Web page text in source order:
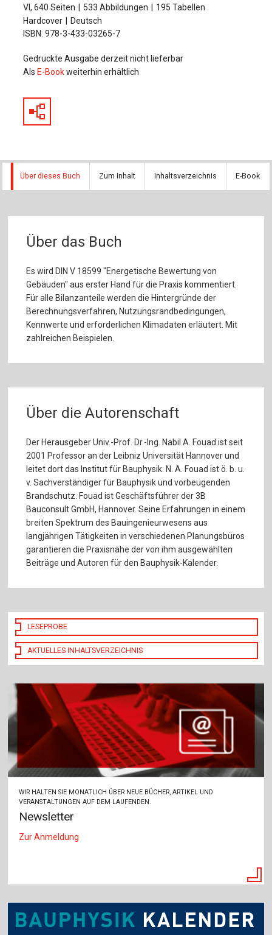
VI, 640 Seiten
533 Abbildungen
195 Tabellen
Hardcover
Deutsch
ISBN: 978-3-433-03265-7
Gedruckte Ausgabe derzeit nicht lieferbar
Als E-Bookweiterhin erhältlich
Über dieses Buch Zum Inhalt Inhaltsverzeichnis E-Book
Über das Buch
Es wird DIN V 18599 "Energetische Bewertung von
Gebäuden" aus erster Hand für die Praxis kommentiert.
Für alle Bilanzanteile werden die Hintergründe der
Berechnungsverfahren, Nutzungsrandbedingungen,
Kennwerte und erforderlichen Klimadaten erläutert. Mit
zahlreichen Beispielen.
Über die Autorenschaft
Der Herausgeber Univ.-Prof. Dr.-Ing. Nabil A. Fouad ist seit
2001 Professor an der Leibniz Universität Hannover und
leitet dort das Institut für Bauphysik. N. A. Fouad ist ö. b. u.
v. Sachverständiger für Bauphysik und vorbeugenden
Brandschutz. Fouad ist Geschäftsführer der 3B
Bauconsult GmbH, Hannover. Seine Erfahrungen in einem
breiten Spektrum des Bauingenieurwesens aus
langjährigen Tätigkeiten in verschiedenen Planungsbüros
garantieren die Praxisnähe der von ihm ausgewählten
Beiträge und Autoren für den Bauphysik-Kalender.
LESEPROBE
AKTUELLES INHALTSVERZEICHNIS
WIR HALTEN SIE MONATLICH ÜBER NEUE BÜCHER, ARTIKEL UND
VERANSTALTUNGEN AUF DEM LAUFENDEN.
Newsletter
Zur Anmeldung